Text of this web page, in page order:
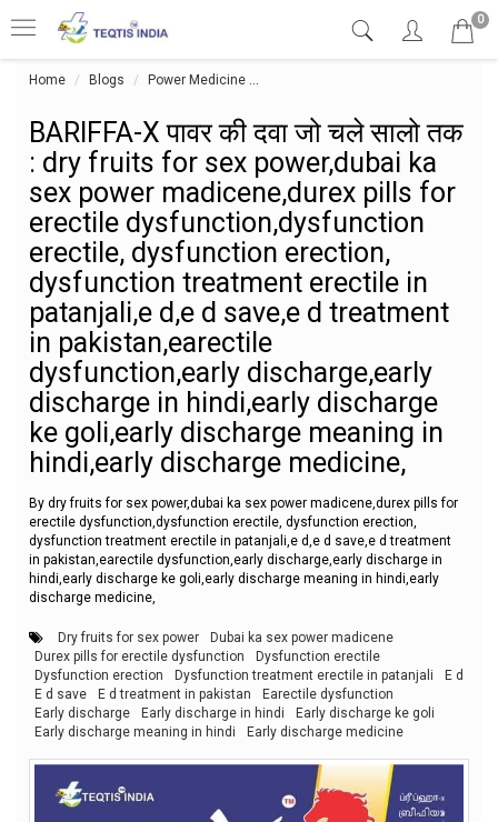
0
Home Blogs Power Medicine
BARIFFA-X पावर की दवा जो चले सालो तक
: dry fruits for sex power,dubai ka
sex power madicene,durex pills for
erectile dysfunction,dysfunction
erectile, dysfunction erection,
dysfunction treatment erectile in
patanjali,e d,e d save,e d treatment
in pakistan,earectile
dysfunction,early discharge,early
discharge in hindi,early discharge
ke goli,early discharge meaning in
hindi,early discharge medicine,
By dry fruits for sex power,dubai ka sex power madicene,durex pills for
erectile dysfunction,dysfunction erectile, dysfunction erection,
dysfunction treatment erectile in patanjali,e d,e d save,e d treatment
in pakistan,earectile dysfunction,early discharge,early discharge in
hindi,early discharge ke goli,early discharge meaning in hindi,early
discharge medicine,
Dry fruits for sex power
Dubai ka sex power madicene
Durex pills for erectile dysfunction
Dysfunction erectile
Dysfunction erection
Dysfunction treatment erectile in patanjali
E d
E d save
E d treatment in pakistan
Earectile dysfunction
Early discharge
Early discharge in hindi
Early discharge ke goli
Early discharge meaning in hindi
Early discharge medicine